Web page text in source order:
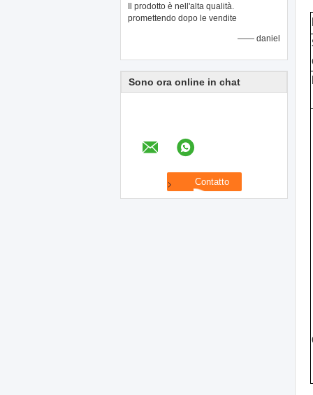
Il prodotto è nell'alta qualità.
promettendo dopo le vendite
—— daniel
Sono ora online in chat